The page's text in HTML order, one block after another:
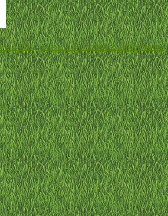
づく表示-セキュリティに関するお問い合わせ